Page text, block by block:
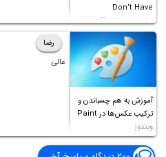
Don’t Have
Permission to
Access this folder
آموزش به هم چسباندن و
ترکیب عکس‌ها در Paint
ویندوز
رضا
عالی